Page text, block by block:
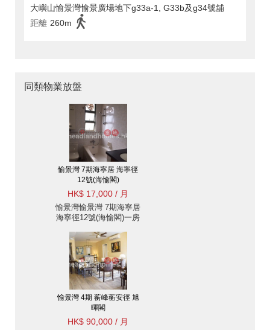
大嶼山愉景灣愉景廣場地下g33a-1, G33b及g34號舖
距離 260m
同類物業放盤
愉景灣 7期海寧居 海寧徑
12號(海愉閣)
HK$ 17,000 / 月
愉景灣愉景灣 7期海寧居
海寧徑12號(海愉閣)一房
愉景灣 4期 蘅峰蘅安徑 旭
暉閣
HK$ 90,000 / 月